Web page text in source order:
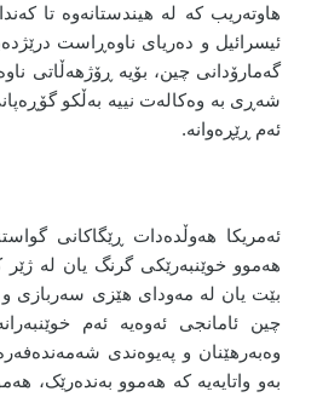
هاوتەریب کە لە هیندستانەوە تا
ئیسرائیل و دەریای ناوەڕاست
گەمارۆدانی چین، بۆیە ڕۆژهەڵاتی
شەڕی بە وەکالەت نییە بەڵکو
ئەم ڕێڕەوانە.
ئەمریکا هەوڵدەدات ڕێگاکانی
هەموو خوێنبەرێکی گرنگ یان لە ژێر
بێت یان لە مەودای هێزی سەربازی
چین ئامانجی ئەوەیە ئەم
وەبەرهێنان و پەیوەندی
بەو واتایەیە کە هەموو بەندەرێک،